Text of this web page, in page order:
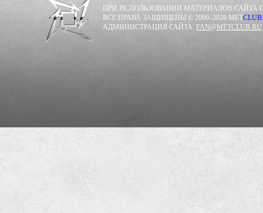
ПРИ ИСПОЛЬЗОВАНИИ МАТЕРИАЛОВ САЙТА
ВСЕ ПРАВА ЗАЩИЩЕНЫ © 2000–2026 METCLUB.
АДМИНИСТРАЦИЯ САЙТА: FAN@METCLUB.RU